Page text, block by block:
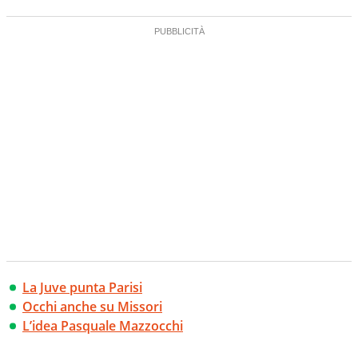
La Juve punta Parisi
Occhi anche su Missori
L’idea Pasquale Mazzocchi